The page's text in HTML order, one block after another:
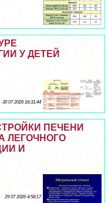
У ДЕТЕЙ
30 07 2026 16:31:44
ПЕЧЕНИ
ЛЕГОЧНОГО
И
29 07 2026 4:58:17